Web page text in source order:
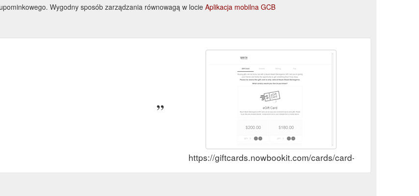
Wygodny sposób zarządzania równowagą w locie Aplikacja mobilna GCB
https://giftcards.nowbookit.com/cards/card-